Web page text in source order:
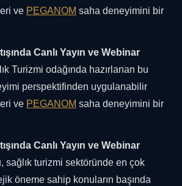
ve PEGANOM saha deneyimini bir
Canlı Yayın ve Webinar
Turizmi odağında hazırlanan bu
perspektifinden uygulanabilir
ve PEGANOM saha deneyimini bir
Canlı Yayın ve Webinar
sağlık turizmi sektöründe en çok
öneme sahip konuların başında